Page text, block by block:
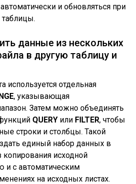
и обновляться при
данные из нескольких
в другую таблицу и
используется отдельная
, указывающая
Затем можно объединять
QUERY или FILTER, чтобы
строки и столбцы. Такой
единый набор данных в
копирования исходной
и с автоматическим
на исходных листах.